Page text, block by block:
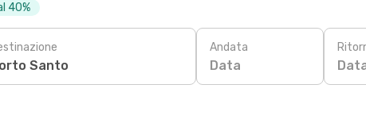
40%
Andata
Data